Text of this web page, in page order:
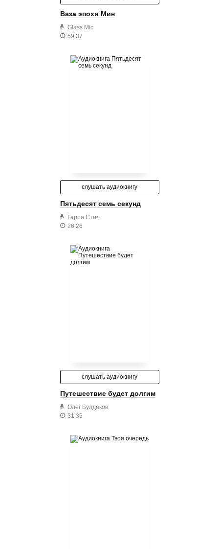
Ваза эпохи Мин
Glass Mic
59:37
слушать аудиокнигу
Пятьдесят семь секунд
Гарри Стил
26:26
слушать аудиокнигу
Путешествие будет долгим
Олег Булдаков
31:35